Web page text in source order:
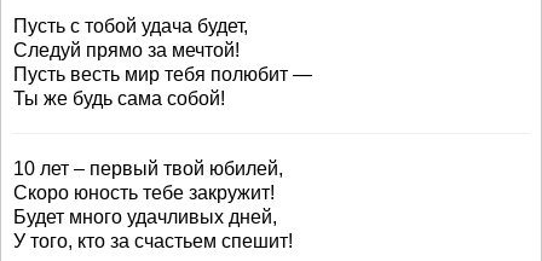
Пусть с тобой удача будет,
Следуй прямо за мечтой!
Пусть весть мир тебя полюбит —
Ты же будь сама собой!
10 лет – первый твой юбилей,
Скоро юность тебе закружит!
Будет много удачливых дней,
У того, кто за счастьем спешит!